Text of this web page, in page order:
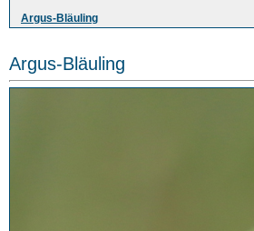
Argus-Bläuling
Argus-Bläuling